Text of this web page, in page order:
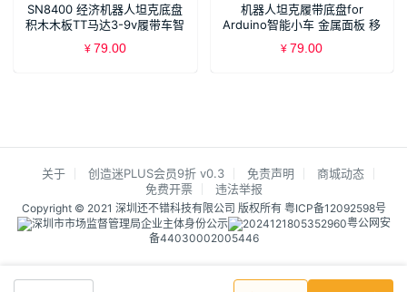
SN8400 经济机器人坦克底盘
积木木板TT马达3-9v履带车智
能小车底盘
¥ 79.00
机器人坦克履带底盘for
Arduino智能小车 金属面板 移
动SN6300
¥ 79.00
关于 创造迷PLUS会员9折 v0.3 免责声明
商城动态
免费开票
违法举报
Copyright © 2021 深圳还不错科技有限公司 版权所有 粤ICP备12092598号
粤公网安
备44030002005446